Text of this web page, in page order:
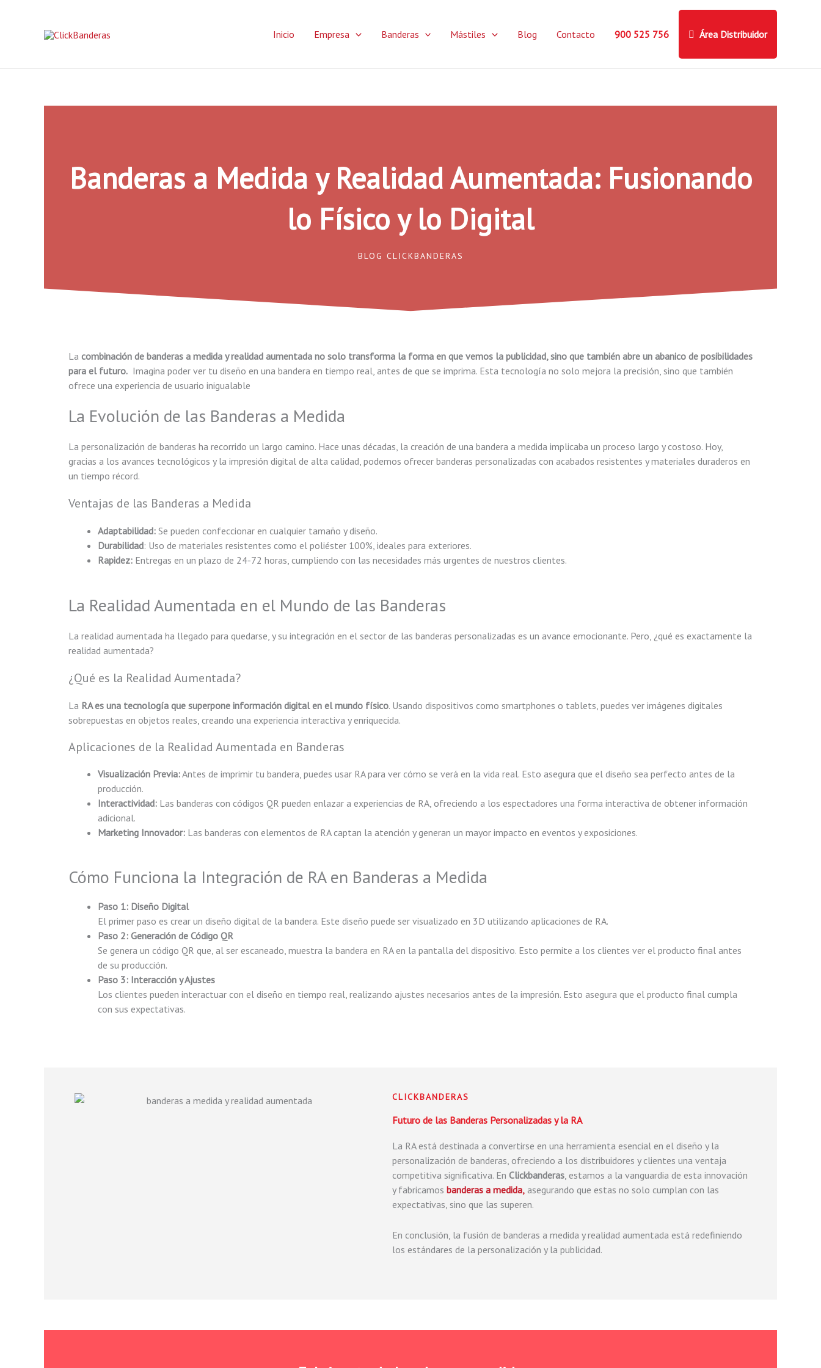
Inicio Empresa Banderas Mástiles Blog Contacto 900 525 756 Área Distribuidor
Banderas a Medida y Realidad Aumentada: Fusionando
lo Físico y lo Digital
BLOG CLICKBANDERAS
La combinación de banderas a medida y realidad aumentada no solo transforma la forma en que vemos la publicidad, sino que también abre un abanico de posibilidades
para el futuro. Imagina poder ver tu diseño en una bandera en tiempo real, antes de que se imprima. Esta tecnología no solo mejora la precisión, sino que también
ofrece una experiencia de usuario inigualable
La Evolución de las Banderas a Medida
La personalización de banderas ha recorrido un largo camino. Hace unas décadas, la creación de una bandera a medida implicaba un proceso largo y costoso. Hoy,
gracias a los avances tecnológicos y la impresión digital de alta calidad, podemos ofrecer banderas personalizadas con acabados resistentes y materiales duraderos en
un tiempo récord.
Ventajas de las Banderas a Medida
Adaptabilidad: Se pueden confeccionar en cualquier tamaño y diseño.
Durabilidad: Uso de materiales resistentes como el poliéster 100%, ideales para exteriores.
Rapidez: Entregas en un plazo de 24-72 horas, cumpliendo con las necesidades más urgentes de nuestros clientes.
La Realidad Aumentada en el Mundo de las Banderas
La realidad aumentada ha llegado para quedarse, y su integración en el sector de las banderas personalizadas es un avance emocionante. Pero, ¿qué es exactamente la
realidad aumentada?
¿Qué es la Realidad Aumentada?
La RA es una tecnología que superpone información digital en el mundo físico. Usando dispositivos como smartphones o tablets, puedes ver imágenes digitales
sobrepuestas en objetos reales, creando una experiencia interactiva y enriquecida.
Aplicaciones de la Realidad Aumentada en Banderas
Visualización Previa:Antes de imprimir tu bandera, puedes usar RA para ver cómo se verá en la vida real. Esto asegura que el diseño sea perfecto antes de la
producción.
Interactividad: Las banderas con códigos QR pueden enlazar a experiencias de RA, ofreciendo a los espectadores una forma interactiva de obtener información
adicional.
Marketing Innovador: Las banderas con elementos de RA captan la atención y generan un mayor impacto en eventos y exposiciones.
Cómo Funciona la Integración de RA en Banderas a Medida
Paso 1: Diseño Digital
El primer paso es crear un diseño digital de la bandera. Este diseño puede ser visualizado en 3D utilizando aplicaciones de RA.
Paso 2: Generación de Código QR
Se genera un código QR que, al ser escaneado, muestra la bandera en RA en la pantalla del dispositivo. Esto permite a los clientes ver el producto final antes
de su producción.
Paso 3: Interacción y Ajustes
Los clientes pueden interactuar con el diseño en tiempo real, realizando ajustes necesarios antes de la impresión. Esto asegura que el producto final cumpla
con sus expectativas.
CLICKBANDERAS
Futuro de las Banderas Personalizadas y la RA
La RA está destinada a convertirse en una herramienta esencial en el diseño y la
personalización de banderas, ofreciendo a los distribuidores y clientes una ventaja
competitiva significativa. EnClickbanderas, estamos a la vanguardia de esta innovación
y fabricamosbanderas a medida, asegurando que estas no solo cumplan con las
expectativas, sino que las superen.
En conclusión, la fusión de banderas a medida y realidad aumentada está redefiniendo
los estándares de la personalización y la publicidad.